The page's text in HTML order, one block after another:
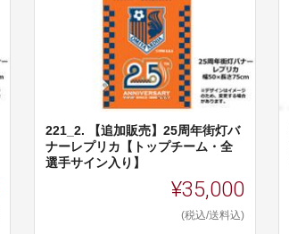
221_2. 【追加販売】25周年街灯バ
ナーレプリカ【トップチーム・全
選手サイン入り】
¥35,000
(税込/送料込)